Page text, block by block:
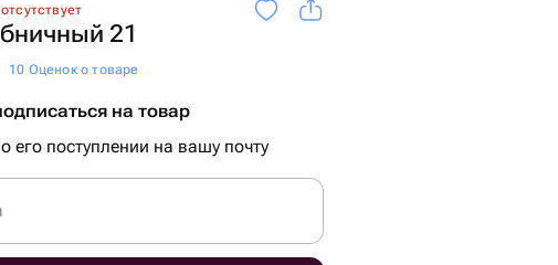
21
10 Оценок о товаре
на товар
поступлении на вашу почту